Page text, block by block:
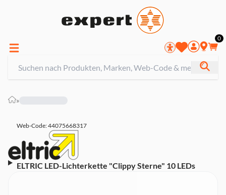
0
»
Web-Code: 44075668317
ELTRIC LED-Lichterkette "Clippy Sterne" 10 LEDs